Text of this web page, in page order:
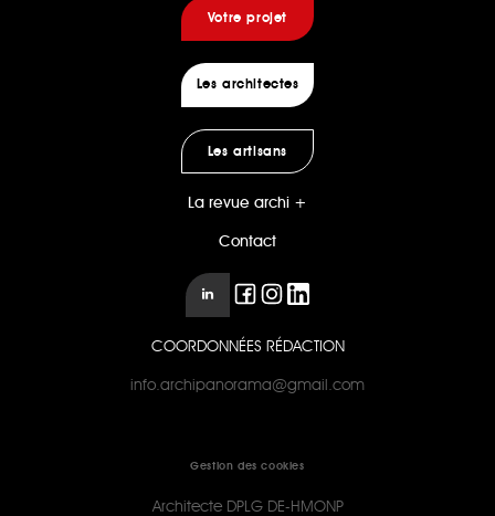
Votre projet
Les architectes
Les artisans
La revue archi +
Contact
COORDONNÉES RÉDACTION
info.archipanorama@gmail.com
Gestion des cookies
Architecte DPLG DE-HMONP